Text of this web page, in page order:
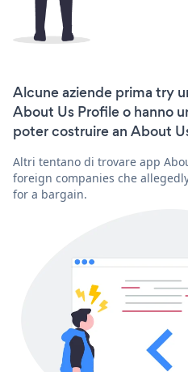
Alcune aziende prima try
About Us Profile o hanno
poter costruire an About
Altri tentano di trovare app
foreign companies che
for a bargain.